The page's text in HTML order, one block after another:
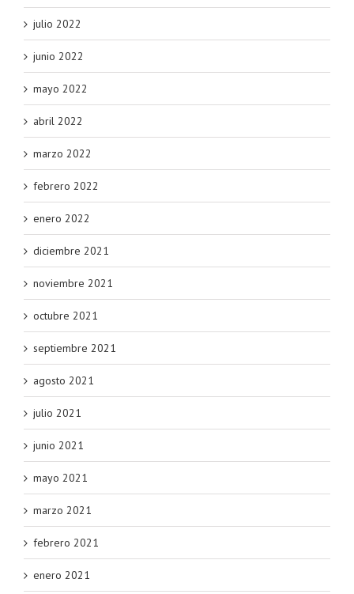
julio 2022
junio 2022
mayo 2022
abril 2022
marzo 2022
febrero 2022
enero 2022
diciembre 2021
noviembre 2021
octubre 2021
septiembre 2021
agosto 2021
julio 2021
junio 2021
mayo 2021
marzo 2021
febrero 2021
enero 2021